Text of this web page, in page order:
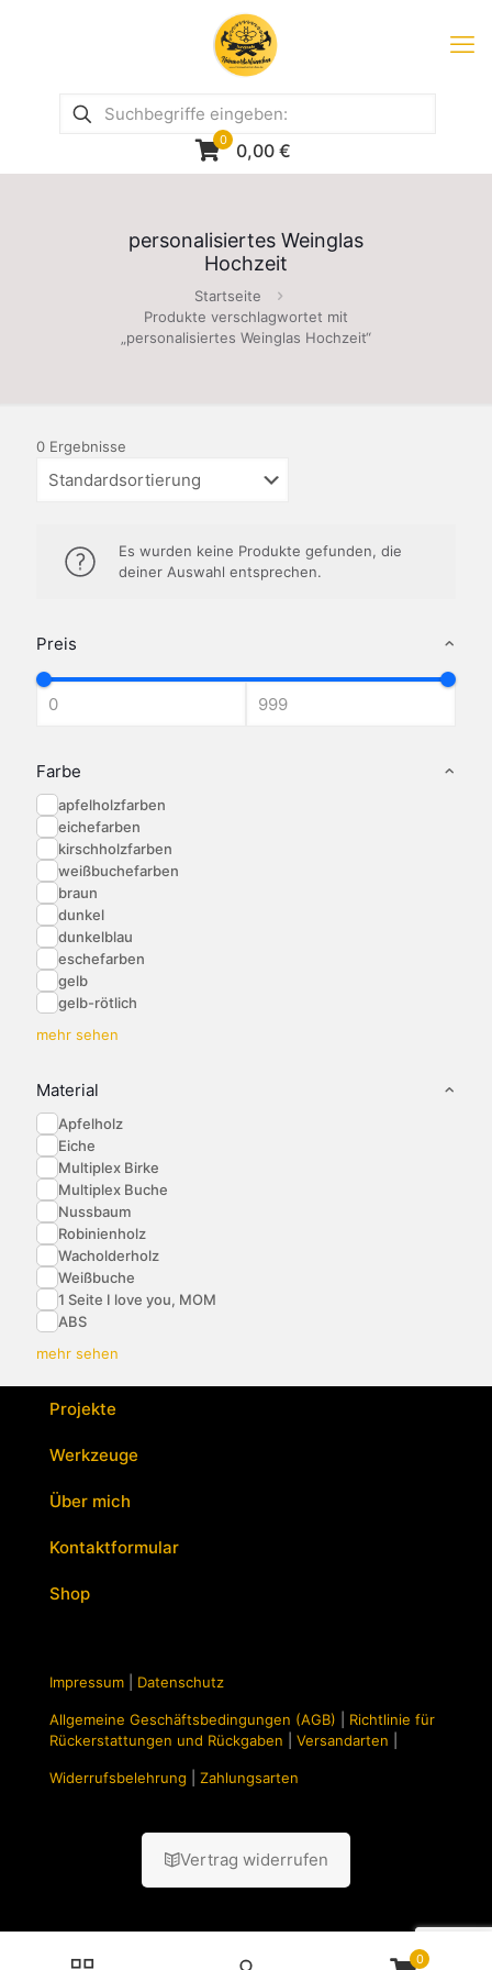
0 0,00 €
personalisiertes Weinglas
Hochzeit
Startseite
Produkte verschlagwortet mit
„personalisiertes Weinglas Hochzeit“
Preis
Farbe
apfelholzfarben
eichefarben
kirschholzfarben
weißbuchefarben
braun
dunkel
dunkelblau
eschefarben
gelb
gelb-rötlich
mehr sehen
Material
Apfelholz
Eiche
Multiplex Birke
Multiplex Buche
Nussbaum
Robinienholz
Wacholderholz
Weißbuche
1 Seite I love you, MOM
ABS
mehr sehen
0 Ergebnisse
Es wurden keine Produkte gefunden, die
deiner Auswahl entsprechen.
Projekte
Werkzeuge
Über mich
Kontaktformular
Shop
Impressum Datenschutz
Allgemeine Geschäftsbedingungen (AGB)
Richtlinie für
Rückerstattungen und Rückgaben
Versandarten
Widerrufsbelehrung Zahlungsarten
Vertrag widerrufen
0